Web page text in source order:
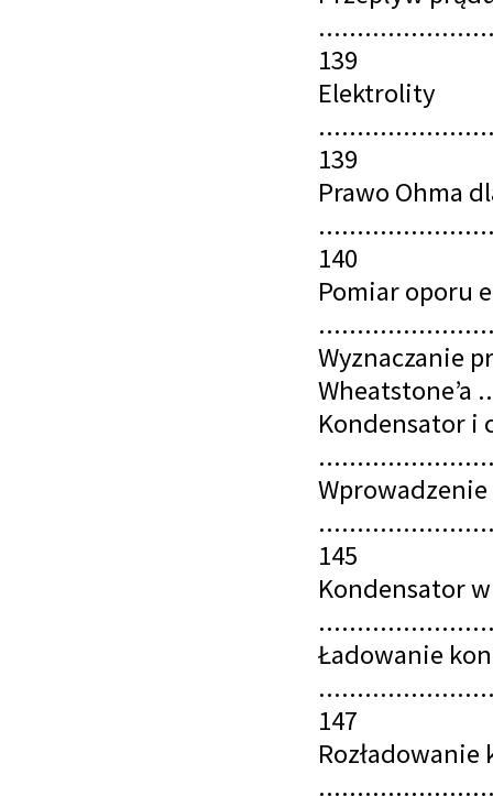
139
Elektrolity
139
Prawo Ohma
140
Pomiar oporu
Wyznaczanie
Wheatstone’a
Kondensator i
Wprowadzenie
145
Kondensator
Ładowanie
147
Rozładowanie